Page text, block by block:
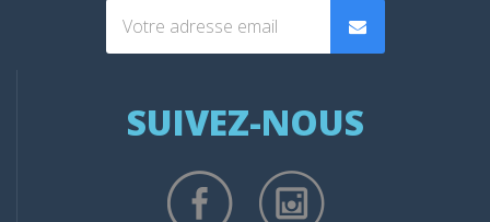
SUIVEZ-NOUS